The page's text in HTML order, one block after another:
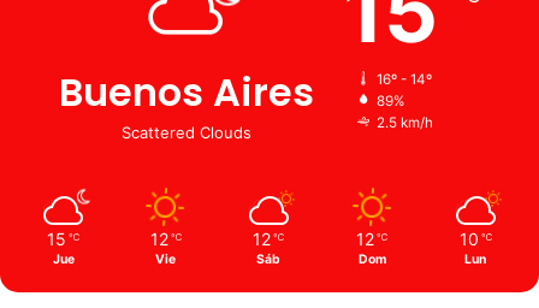
Buenos Aires
Scattered Clouds
16º - 14º
89%
2.5 km/h
15 ℃
Jue
12 ℃
Vie
12 ℃
Sáb
12 ℃
Dom
10 ℃
Lun